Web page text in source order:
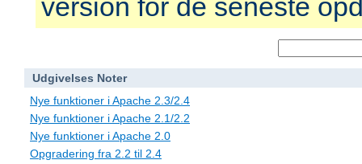
version for de seneste
Udgivelses Noter
Nye funktioner i Apache 2.3/2.4
Nye funktioner i Apache 2.1/2.2
Nye funktioner i Apache 2.0
Opgradering fra 2.2 til 2.4